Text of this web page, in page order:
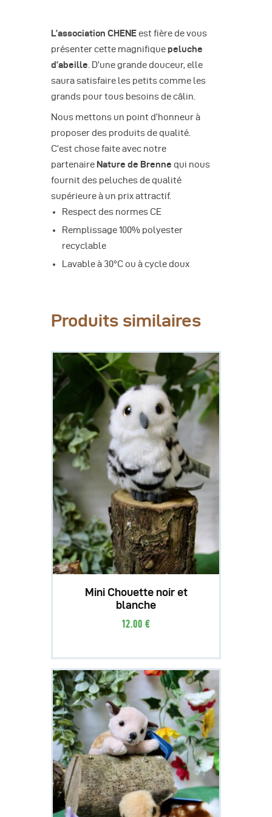
L’association CHENEest fière de vous
présenter cette magnifiquepeluche
d’abeille . D’une grande douceur, elle
saura satisfaire les petits comme les
grands pour tous besoins de câlin.
Nous mettons un point d’honneur à
proposer des produits de qualité.
C’est chose faite avec notre
partenaire Nature de Brenne qui nous
fournit des peluches de qualité
supérieure à un prix attractif.
Respect des normes CE
Remplissage 100% polyester
recyclable
Lavable à 30°C ou à cycle doux
Produits similaires
Mini Chouette noir et
blanche
12 00 €